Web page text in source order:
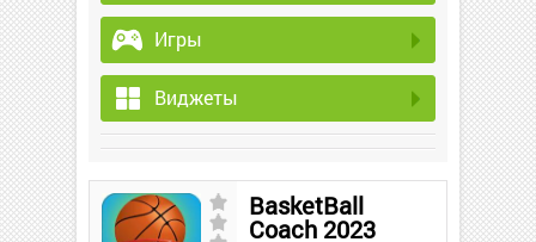
Игры
Виджеты
BasketBall
Coach 2023